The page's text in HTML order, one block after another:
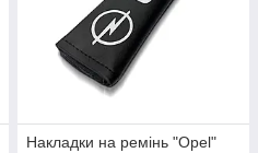
Накладки на ремінь "Opel"